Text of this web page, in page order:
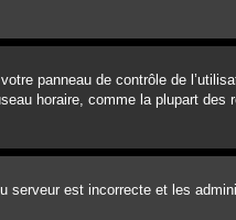
panneau de contrôle de
horaire, comme la plupart des
serveur est incorrecte et les